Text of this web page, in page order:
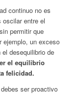
continuo no es
oscilar entre el
permitir que
ejemplo, un exceso
desequilibrio de
el equilibrio
felicidad.
debes ser proactivo